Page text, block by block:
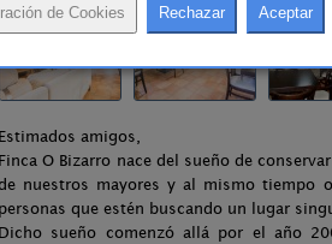
Estimados amigos,
Finca O Bizarro nace del sueño de
nuestros mayores y al mismo tiempo
personas que estén buscando un lugar
Dicho sueño comenzó allá por el año